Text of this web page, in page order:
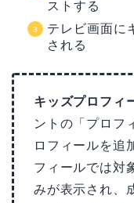
ストする
テレビ画面に
される
キッズプロフィ
ントの「プロフ
ロフィールを追
フィールでは対
みが表示され、